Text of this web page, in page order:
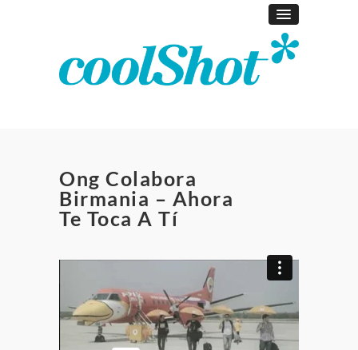
Ong Colabora
Birmania – Ahora
Te Toca A Tí